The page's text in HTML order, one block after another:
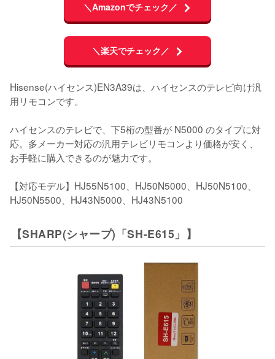
＼Amazonでチェック／
＼楽天でチェック／
Hisense(ハイセンス)EN3A39は、ハイセンスのテレビ向け汎
用リモコンです。
ハイセンスのテレビで、下5桁の型番が N5000 のタイプに対
応。多メーカー対応の汎用テレビリモコンより価格が安く、
お手軽に購入できるのが魅力です。
【対応モデル】HJ55N5100、HJ50N5000、HJ50N5100、
HJ50N5500、HJ43N5000、HJ43N5100
【SHARP(シャープ)「SH-E615」】